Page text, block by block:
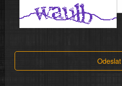
informace
v
Odeslat